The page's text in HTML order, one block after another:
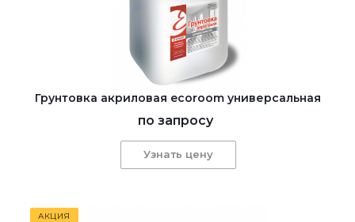
Грунтовка акриловая ecoroom универсальная
по запросу
Узнать цену
АКЦИЯ